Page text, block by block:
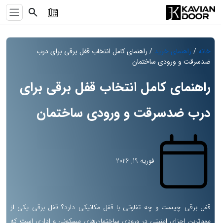
search
خانه / راهنمای خرید / راهنمای کامل انتخاب قفل برقی برای درب
ضدسرقت و ورودی ساختمان
راهنمای کامل انتخاب قفل برقی برای
درب ضدسرقت و ورودی ساختمان
فوریه 19, 2026
قفل برقی چیست و چه تفاوتی با قفل مکانیکی دارد؟ قفل برقی یکی از